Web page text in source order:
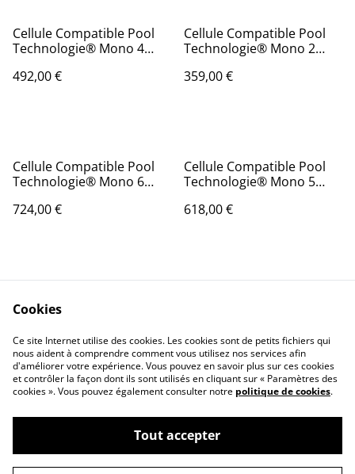
Cellule Compatible Pool
Technologie® Mono 4
492,00 €
Cellule Compatible Pool
Technologie® Mono 2
359,00 €
Cellule Compatible Pool
Technologie® Mono 6
724,00 €
Cellule Compatible Pool
Technologie® Mono 5
618,00 €
Contactez-nous
Conditions
Politique de
confidentialité
Politique de cookies
©2026MyCells4Pool
Cookies
Ce site Internet utilise des cookies. Les cookies sont de petits fichiers qui
nous aident à comprendre comment vous utilisez nos services afin
d'améliorer votre expérience. Vous pouvez en savoir plus sur ces cookies
et contrôler la façon dont ils sont utilisés en cliquant sur « Paramètres des
cookies ». Vous pouvez également consulter notre politique de cookies.
Tout accepter